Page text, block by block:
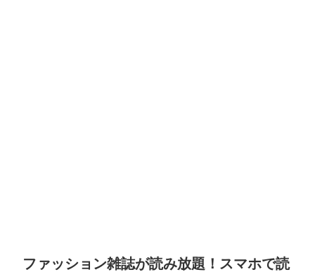
ファッション雑誌が読み放題！スマホで読